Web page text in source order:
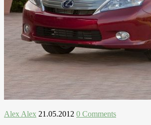
Alex Alex 21.05.2012 0 Comments